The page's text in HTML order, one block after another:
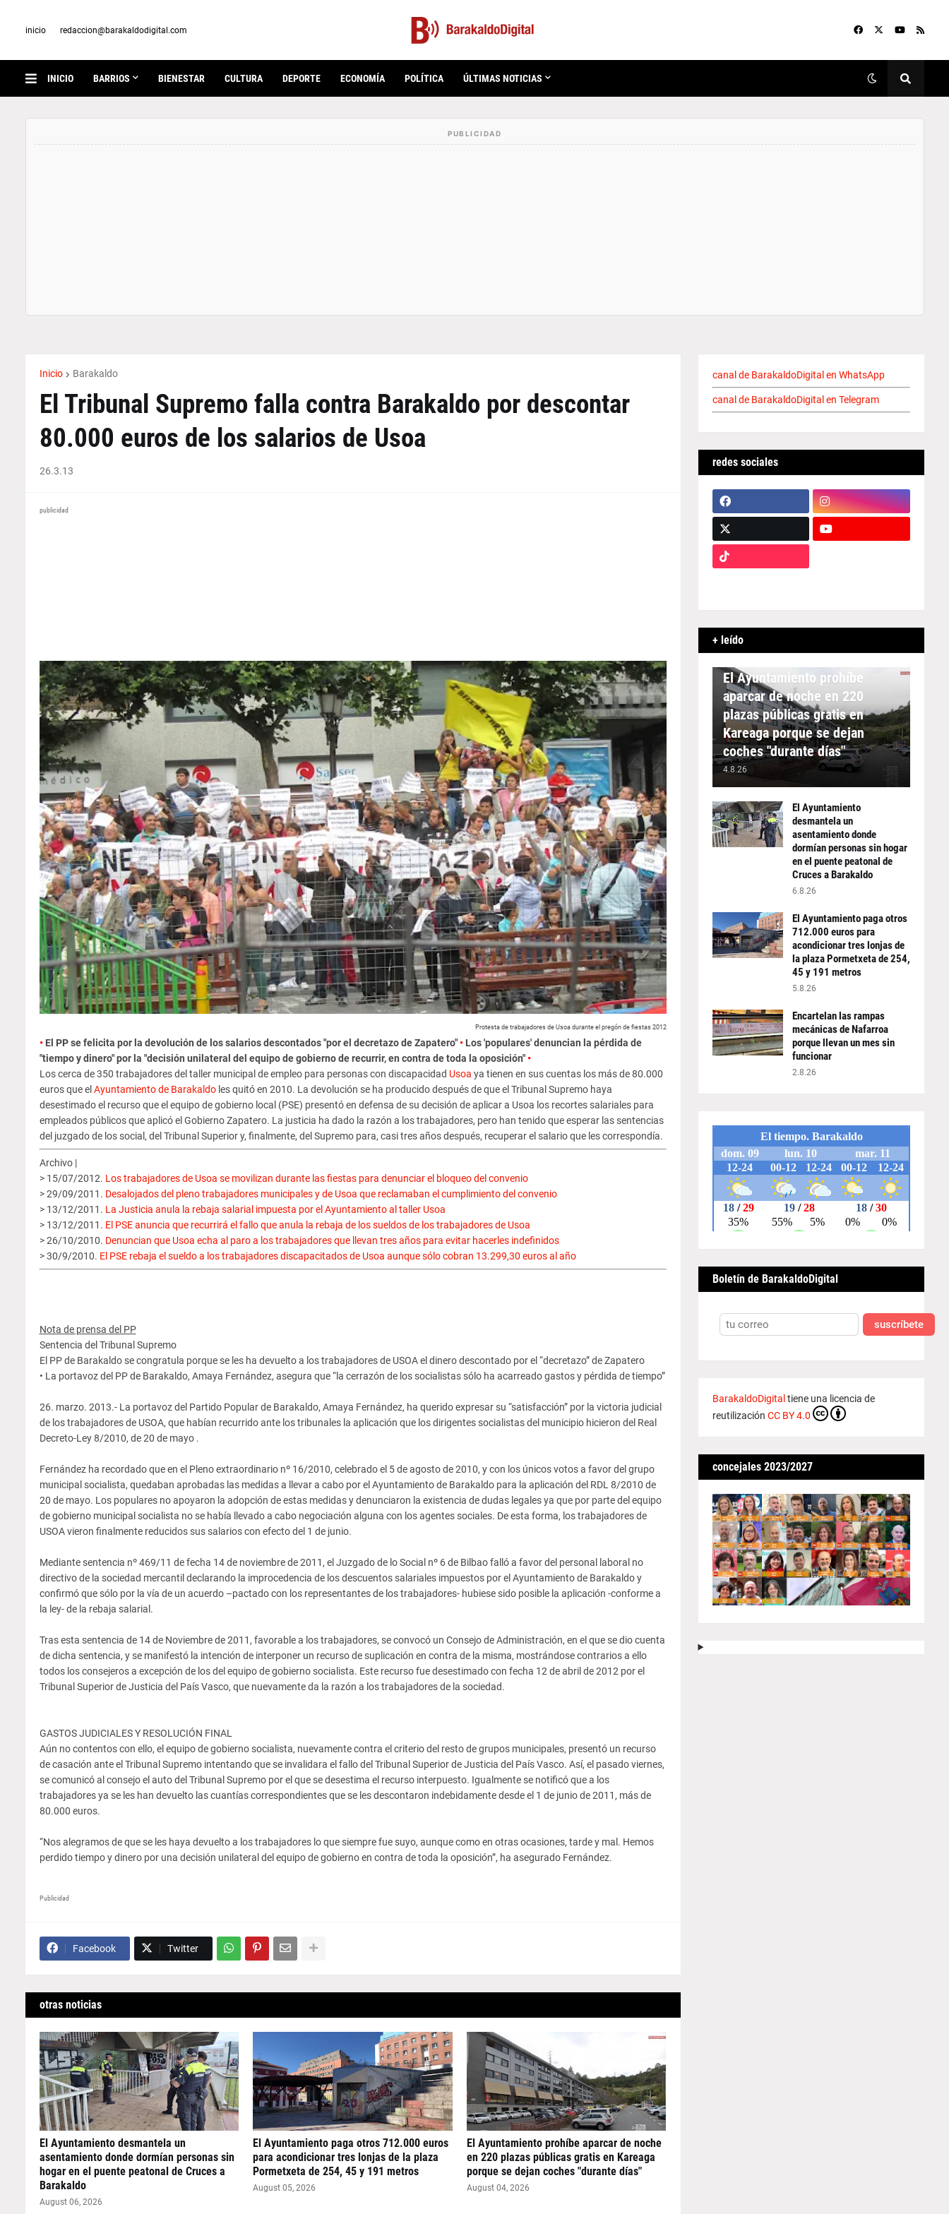
inicio redaccion@barakaldodigital.com
INICIO BARRIOS BIENESTAR CULTURA DEPORTE ECONOMÍA POLÍTICA ÚLTIMAS NOTICIAS
Inicio Barakaldo
El Tribunal Supremo falla contra Barakaldo por descontar
80.000 euros de los salarios de Usoa
26.3.13
publicidad
Protesta de trabajadores de Usoa durante el pregón de fiestas 2012
•El PP se felicita por la devolución de los salarios descontados "por el decretazo de Zapatero" •Los 'populares' denuncian la pérdida de
"tiempo y dinero" por la "decisión unilateral del equipo de gobierno de recurrir, en contra de toda la oposición" •
Los cerca de 350 trabajadores del taller municipal de empleo para personas con discapacidad Usoa ya tienen en sus cuentas los más de 80.000
euros que elAyuntamiento de Barakaldoles quitó en 2010. La devolución se ha producido después de que el Tribunal Supremo haya
desestimado el recurso que el equipo de gobierno local (PSE) presentó en defensa de su decisión de aplicar a Usoa los recortes salariales para
empleados públicos que aplicó el Gobierno Zapatero. La justicia ha dado la razón a los trabajadores, pero han tenido que esperar las sentencias
del juzgado de los social, del Tribunal Superior y, finalmente, del Supremo para, casi tres años después, recuperar el salario que les correspondía.
Archivo |
> 15/07/2012. Los trabajadores de Usoa se movilizan durante las fiestas para denunciar el bloqueo del convenio
> 29/09/2011. Desalojados del pleno trabajadores municipales y de Usoa que reclamaban el cumplimiento del convenio
> 13/12/2011. La Justicia anula la rebaja salarial impuesta por el Ayuntamiento al taller Usoa
> 13/12/2011. El PSE anuncia que recurrirá el fallo que anula la rebaja de los sueldos de los trabajadores de Usoa
> 26/10/2010. Denuncian que Usoa echa al paro a los trabajadores que llevan tres años para evitar hacerles indefinidos
> 30/9/2010. El PSE rebaja el sueldo a los trabajadores discapacitados de Usoa aunque sólo cobran 13.299,30 euros al año
Nota de prensa del PP
Sentencia del Tribunal Supremo
El PP de Barakaldo se congratula porque se les ha devuelto a los trabajadores de USOA el dinero descontado por el “decretazo” de Zapatero
• La portavoz del PP de Barakaldo, Amaya Fernández, asegura que “la cerrazón de los socialistas sólo ha acarreado gastos y pérdida de tiempo”
26. marzo. 2013.- La portavoz del Partido Popular de Barakaldo, Amaya Fernández, ha querido expresar su “satisfacción” por la victoria judicial
de los trabajadores de USOA, que habían recurrido ante los tribunales la aplicación que los dirigentes socialistas del municipio hicieron del Real
Decreto-Ley 8/2010, de 20 de mayo .
Fernández ha recordado que en el Pleno extraordinario nº 16/2010, celebrado el 5 de agosto de 2010, y con los únicos votos a favor del grupo
municipal socialista, quedaban aprobadas las medidas a llevar a cabo por el Ayuntamiento de Barakaldo para la aplicación del RDL 8/2010 de
20 de mayo. Los populares no apoyaron la adopción de estas medidas y denunciaron la existencia de dudas legales ya que por parte del equipo
de gobierno municipal socialista no se había llevado a cabo negociación alguna con los agentes sociales. De esta forma, los trabajadores de
USOA vieron finalmente reducidos sus salarios con efecto del 1 de junio.
Mediante sentencia nº 469/11 de fecha 14 de noviembre de 2011, el Juzgado de lo Social nº 6 de Bilbao falló a favor del personal laboral no
directivo de la sociedad mercantil declarando la improcedencia de los descuentos salariales impuestos por el Ayuntamiento de Barakaldo y
confirmó que sólo por la vía de un acuerdo –pactado con los representantes de los trabajadores- hubiese sido posible la aplicación -conforme a
la ley- de la rebaja salarial.
Tras esta sentencia de 14 de Noviembre de 2011, favorable a los trabajadores, se convocó un Consejo de Administración, en el que se dio cuenta
de dicha sentencia, y se manifestó la intención de interponer un recurso de suplicación en contra de la misma, mostrándose contrarios a ello
todos los consejeros a excepción de los del equipo de gobierno socialista. Este recurso fue desestimado con fecha 12 de abril de 2012 por el
Tribunal Superior de Justicia del País Vasco, que nuevamente da la razón a los trabajadores de la sociedad.
GASTOS JUDICIALES Y RESOLUCIÓN FINAL
Aún no contentos con ello, el equipo de gobierno socialista, nuevamente contra el criterio del resto de grupos municipales, presentó un recurso
de casación ante el Tribunal Supremo intentando que se invalidara el fallo del Tribunal Superior de Justicia del País Vasco. Así, el pasado viernes,
se comunicó al consejo el auto del Tribunal Supremo por el que se desestima el recurso interpuesto. Igualmente se notificó que a los
trabajadores ya se les han devuelto las cuantías correspondientes que se les descontaron indebidamente desde el 1 de junio de 2011, más de
80.000 euros.
“Nos alegramos de que se les haya devuelto a los trabajadores lo que siempre fue suyo, aunque como en otras ocasiones, tarde y mal. Hemos
perdido tiempo y dinero por una decisión unilateral del equipo de gobierno en contra de toda la oposición”, ha asegurado Fernández.
Publicidad
Facebook Twitter
otras noticias
El Ayuntamiento desmantela un
asentamiento donde dormían personas sin
hogar en el puente peatonal de Cruces a
Barakaldo
August 06, 2026
El Ayuntamiento paga otros 712.000 euros
para acondicionar tres lonjas de la plaza
Pormetxeta de 254, 45 y 191 metros
August 05, 2026
El Ayuntamiento prohíbe aparcar de noche
en 220 plazas públicas gratis en Kareaga
porque se dejan coches "durante días"
August 04, 2026
canal de BarakaldoDigital en WhatsApp
canal de BarakaldoDigital en Telegram
redes sociales
+ leído
APARCAMIENTO
El Ayuntamiento prohíbe
aparcar de noche en 220
plazas públicas gratis en
Kareaga porque se dejan
coches "durante días"
4.8.26
El Ayuntamiento
desmantela un
asentamiento donde
dormían personas sin hogar
en el puente peatonal de
Cruces a Barakaldo
6.8.26
El Ayuntamiento paga otros
712.000 euros para
acondicionar tres lonjas de
la plaza Pormetxeta de 254,
45 y 191 metros
5.8.26
Encartelan las rampas
mecánicas de Nafarroa
porque llevan un mes sin
funcionar
2.8.26
Boletín de BarakaldoDigital
suscríbete
BarakaldoDigital tiene una licencia de
reutilización CC BY 4.0
concejales 2023/2027